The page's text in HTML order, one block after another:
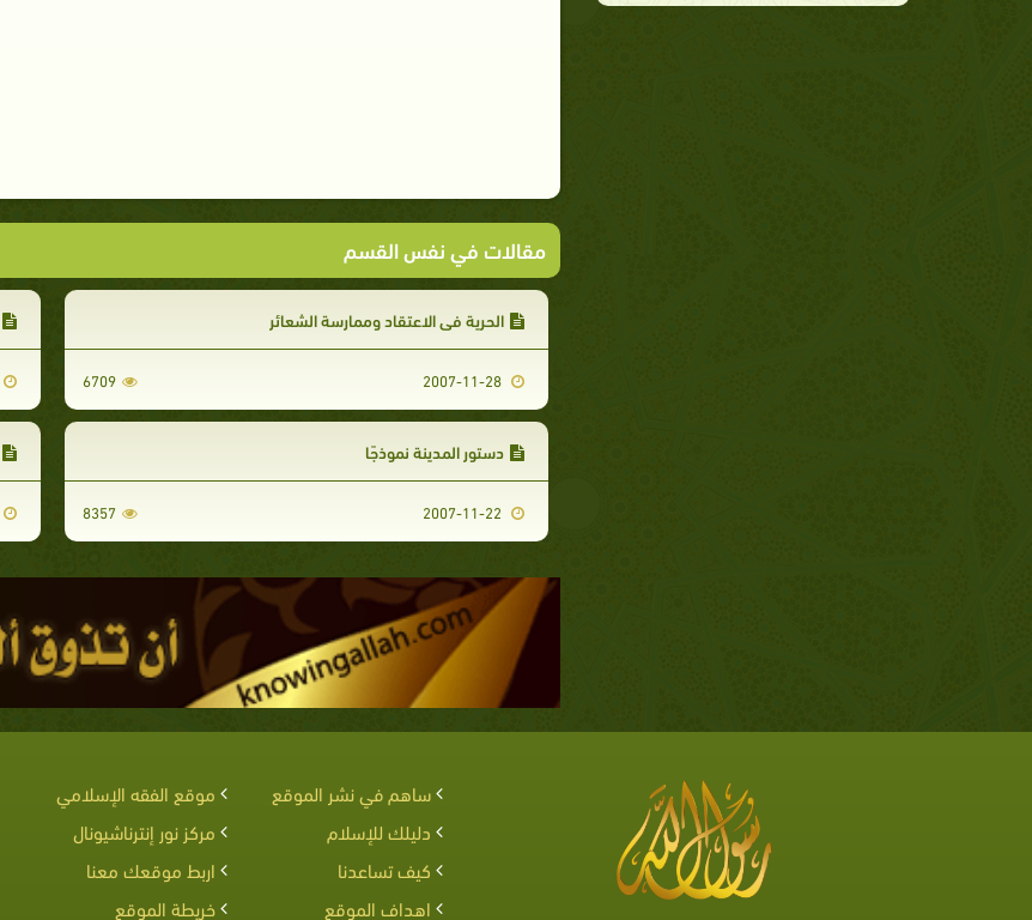
مقالات في نفس القسم
الحرية في الاعتقاد وممارسة الشعائر
2007-11-28
6709
دستور المدينة نموذجًا
8357
ساهم في نشر الموقع
موقع الفقه الإسلامي
دليلك للإسلام
مركز نور إنترناشيونال
كيف تساعدنا
اربط موقعك معنا
اهداف الموقع
خريطة الموقع